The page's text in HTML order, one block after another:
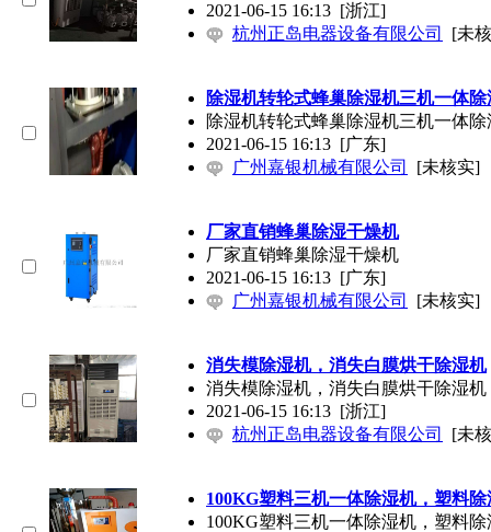
2021-06-15 16:13 [浙江]
杭州正岛电器设备有限公司
[未
除湿机转轮式蜂巢除湿机三机一体除
除湿机转轮式蜂巢除湿机三机一体除
2021-06-15 16:13 [广东]
广州嘉银机械有限公司
[未核实]
厂家直销蜂巢除湿干燥机
厂家直销蜂巢除湿干燥机
2021-06-15 16:13 [广东]
广州嘉银机械有限公司
[未核实]
消失模除湿机，消失白膜烘干除湿机
消失模除湿机，消失白膜烘干除湿机
2021-06-15 16:13 [浙江]
杭州正岛电器设备有限公司
[未
100KG塑料三机一体除湿机，塑料
100KG塑料三机一体除湿机，塑料